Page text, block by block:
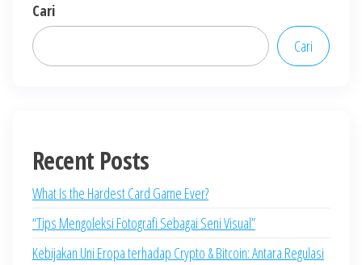
Cari
Cari
Recent Posts
What Is the Hardest Card Game Ever?
“Tips Mengoleksi Fotografi Sebagai Seni Visual”
Kebijakan Uni Eropa terhadap Crypto & Bitcoin: Antara Regulasi